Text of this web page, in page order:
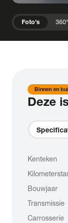
Foto's 360°
Binnen en
Deze
Kenteken
Bouwjaar
Transmissie
Carrosserie